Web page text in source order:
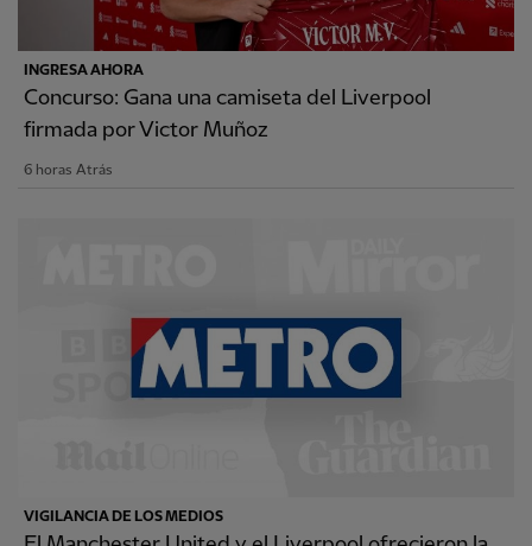
INGRESA AHORA
Concurso: Gana una camiseta del Liverpool
firmada por Victor Muñoz
6 horas Atrás
VIGILANCIA DE LOS MEDIOS